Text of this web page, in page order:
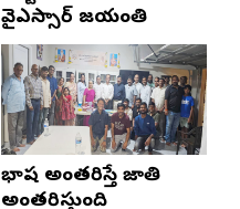
వైఎస్సార్‌ జయంతి
భాష అంతరిస్తే జాతి
అంతరిస్తుంది